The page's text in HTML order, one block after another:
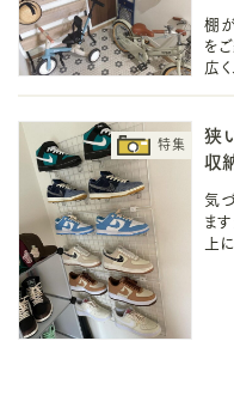
棚
を
広
狭
収
気
ま
上